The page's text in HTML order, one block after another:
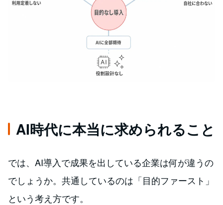
AI時代に本当に求められること
では、AI導入で成果を出している企業は何が違うの
でしょうか。共通しているのは「目的ファースト」
という考え方です。